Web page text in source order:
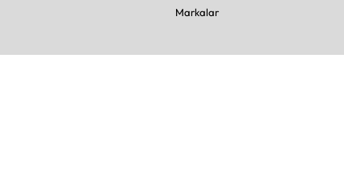
Markalar